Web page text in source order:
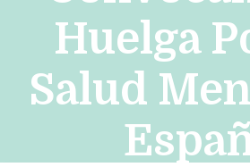
Huelga
Salud